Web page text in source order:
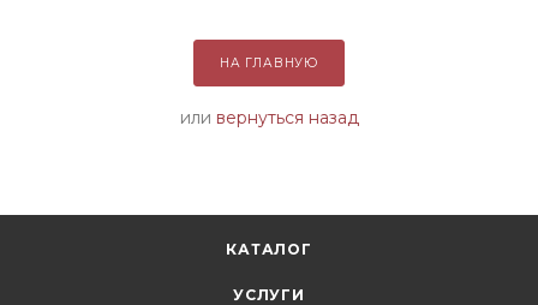
НА ГЛАВНУЮ
или вернуться назад
КАТАЛОГ
УСЛУГИ